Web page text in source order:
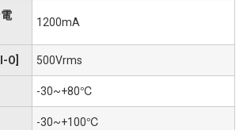
1200mA
O] 500Vrms
-30~+80℃
-30~+100℃